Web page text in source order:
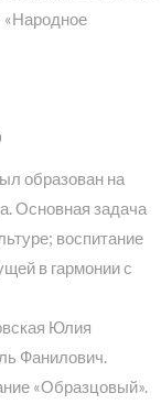
«Народное
образован на
Основная задача
воспитание
в гармонии с
Юлия
Фанилович.
«Образцовый».